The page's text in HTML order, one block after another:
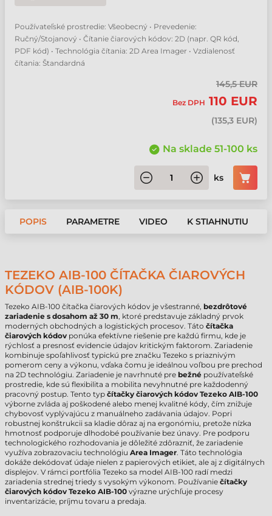
Používateľské prostredie: Všeobecný • Prevedenie:
Ručný/Stojanový • Čítanie čiarových kódov: 2D (napr. QR kód,
PDF kód) • Technológia čítania: 2D Area Imager • Vzdialenosť
čítania: Štandardná
145,5 EUR
Bez DPH 110 EUR
(135,3 EUR)
Na sklade 51-100 ks
ks
POPIS PARAMETRE VIDEO K STIAHNUTIU
TEZEKO AIB-100 ČÍTAČKA ČIAROVÝCH
KÓDOV (AIB-100K)
Tezeko AIB-100 čítačka čiarových kódov je všestranné, bezdrôtové
zariadenie s dosahom až 30 m, ktoré predstavuje základný prvok
moderných obchodných a logistických procesov. Táto čítačka
čiarových kódov ponúka efektívne riešenie pre každú firmu, kde je
rýchlosť a presnosť evidencie údajov kritickým faktorom. Zariadenie
kombinuje spoľahlivosť typickú pre značku Tezeko s priaznivým
pomerom ceny a výkonu, vďaka čomu je ideálnou voľbou pre prechod
na 2D technológiu. Zariadenie je navrhnuté pre bežné používateľské
prostredie, kde sú flexibilita a mobilita nevyhnutné pre každodenný
pracovný postup. Tento typ čítačky čiarových kódov Tezeko AIB-100
výborne zvláda aj poškodené alebo menej kvalitné kódy, čím znižuje
chybovosť vyplývajúcu z manuálneho zadávania údajov. Popri
robustnej konštrukcii sa kladie dôraz aj na ergonómiu, pretože nízka
hmotnosť podporuje dlhodobé používanie bez únavy. Pre podporu
technologického rozhodovania je dôležité zdôrazniť, že zariadenie
využíva zobrazovaciu technológiu Area Imager. Táto technológia
dokáže dekódovať údaje nielen z papierových etikiet, ale aj z digitálnych
displejov. V rámci portfólia Tezeko sa model AIB-100 radí medzi
zariadenia strednej triedy s vysokým výkonom. Používanie čítačky
čiarových kódov Tezeko AIB-100 výrazne urýchľuje procesy
inventarizácie, príjmu tovaru a predaja.